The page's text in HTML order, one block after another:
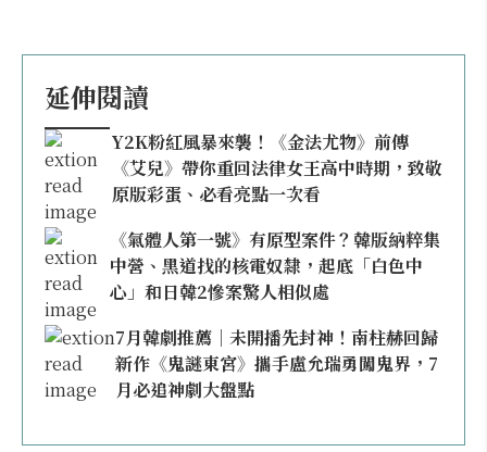
延伸閱讀
Y2K粉紅風暴來襲！《金法尤物》前傳
《艾兒》帶你重回法律女王高中時期，致敬
原版彩蛋、必看亮點一次看
《氣體人第一號》有原型案件？韓版納粹集
中營、黑道找的核電奴隸，起底「白色中
心」和日韓2慘案驚人相似處
7月韓劇推薦｜未開播先封神！南柱赫回歸
新作《鬼謎東宮》攜手盧允瑞勇闖鬼界，7
月必追神劇大盤點